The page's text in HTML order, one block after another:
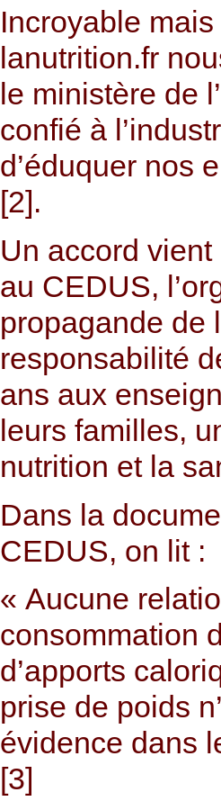
Incroyable
lanutrition.fr
le ministère de
confié à
d’éduquer nos
[2].
Un accord vient
au CEDUS,
propagande de
responsabilité
ans aux
leurs familles,
nutrition et la
Dans la
CEDUS, on lit :
« Aucune
consommation
d’apports
prise de poids
évidence dans
[3]